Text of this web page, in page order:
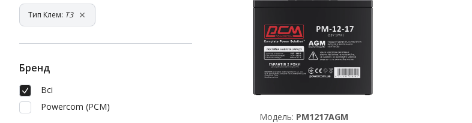
Тип Клем: T3
Бренд
Всі
Powercom (PCM)
Модель: PM1217AGM